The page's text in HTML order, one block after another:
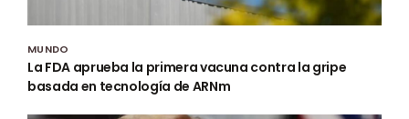
MUNDO
La FDA aprueba la primera vacuna contra la gripe
basada en tecnología de ARNm